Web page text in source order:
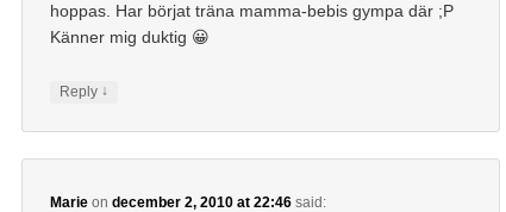
hoppas. Har börjat träna mamma-bebis gympa där ;P
Känner mig duktig 😀
Reply ↓
Marieon december 2, 2010 at 22:46 said: